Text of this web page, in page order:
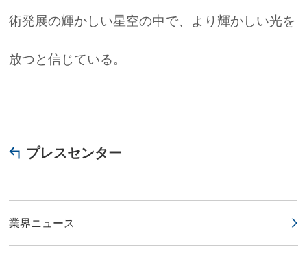
術発展の輝かしい星空の中で、より輝かしい光を
放つと信じている。
プレスセンター
業界ニュース